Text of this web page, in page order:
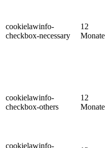
cookielawinfo-
checkbox-necessary
12
Monate
cookielawinfo-
checkbox-others
12
Monate
cookielawinfo-